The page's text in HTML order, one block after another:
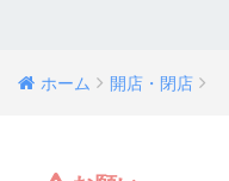
ホーム 開店・閉店